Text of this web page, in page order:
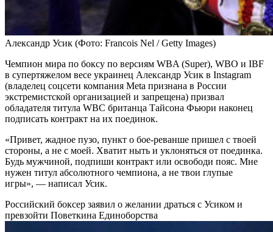
Александр Усик (Фото: Francois Nel / Getty Images)
Чемпион мира по боксу по версиям WBA (Super), WBO и IBF
в супертяжелом весе украинец Александр Усик в Instagram
(владелец соцсети компания Metа признана в России
экстремистской организацией и запрещена) призвал
обладателя титула WBC британца Тайсона Фьюри наконец
подписать контракт на их поединок.
«Привет, жадное пузо, пункт о бое-реванше пришел с твоей
стороны, а не с моей. Хватит ныть и уклоняться от поединка.
Будь мужчиной, подпиши контракт или освободи пояс. Мне
нужен титул абсолютного чемпиона, а не твои глупые
игры», — написал Усик.
Российский боксер заявил о желании драться с Усиком и
превзойти Поветкина Единоборства